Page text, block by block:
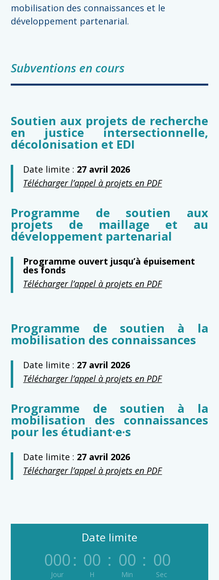
mobilisation des connaissances et le
développement partenarial.
Subventions en cours
Soutien aux projets de recherche
en justice intersectionnelle,
décolonisation et EDI
Date limite : 27 avril 2026
Télécharger l’appel à projets en PDF
Programme de soutien aux
projets de maillage et au
développement partenarial
Programme ouvert jusqu’à épuisement
des fonds
Télécharger l’appel à projets en PDF
Programme de soutien à la
mobilisation des connaissances
Date limite : 27 avril 2026
Télécharger l’appel à projets en PDF
Programme de soutien à la
mobilisation des connaissances
pour les étudiant·e·s
Date limite : 27 avril 2026
Télécharger l’appel à projets en PDF
Date limite
000
Jour
: 00
H
: 00
Min
: 00
Sec